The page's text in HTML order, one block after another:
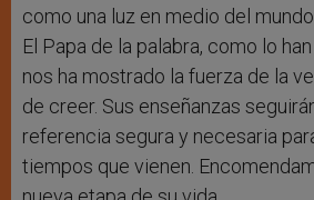
como una luz en medio del
El Papa de la palabra, como lo
nos ha mostrado la fuerza de la
de creer. Sus enseñanzas
referencia segura y necesaria
tiempos que vienen.